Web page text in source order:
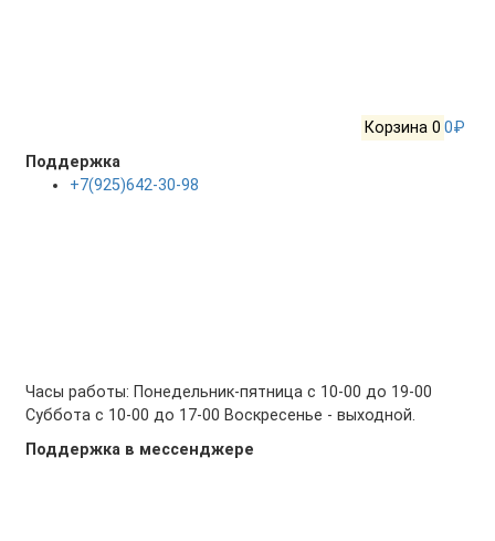
Корзина 0 0₽
Поддержка
+7(925)642-30-98
Часы работы: Понедельник-пятница с 10-00 до 19-00
Суббота с 10-00 до 17-00 Воскресенье - выходной.
Поддержка в мессенджере